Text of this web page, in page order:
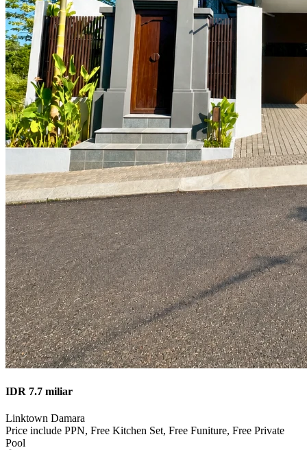
IDR 7.7 miliar
Linktown Damara
Price include PPN, Free Kitchen Set, Free Funiture, Free Private
Pool